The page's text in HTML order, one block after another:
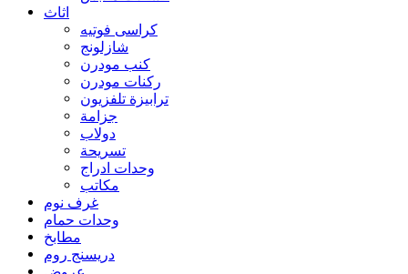
اثاث
كراسى فوتيه
شازلونج
كنب مودرن
ركنات مودرن
ترابيزة تلفزيون
جزامة
دولاب
تسريحة
وحدات ادراج
مكاتب
غرف نوم
وحدات حمام
مطابخ
دريسنج روم